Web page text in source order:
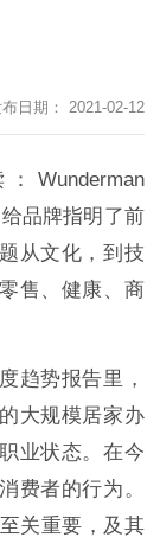
布日期： 2021-02-12
Wunderman
品牌指明了前
从文化，到技
售、健康、商
趋势报告里，
大规模居家办
业状态。在今
费者的行为。
关重要，及其